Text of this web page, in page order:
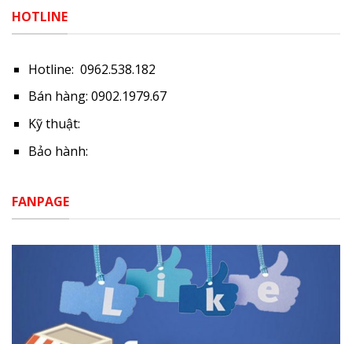
HOTLINE
Hotline: 0962.538.182
Bán hàng: 0902.1979.67
Kỹ thuật:
Bảo hành:
FANPAGE